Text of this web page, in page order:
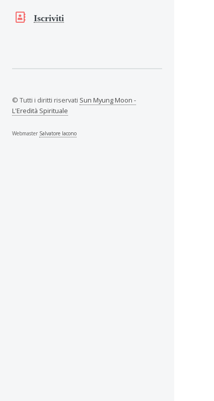
Iscriviti
© Tutti i diritti riservati Sun Myung Moon -
L'Eredità Spirituale
Webmaster Salvatore Iacono